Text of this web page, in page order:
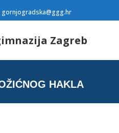
gornjogradska@ggg.hr
HAKLA